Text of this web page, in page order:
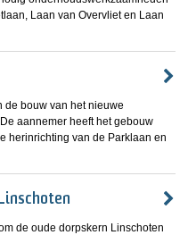
Laan van Overvliet en Laan
de bouw van het nieuwe
aannemer heeft het gebouw
herinrichting van de Parklaan en
de oude dorpskern Linschoten